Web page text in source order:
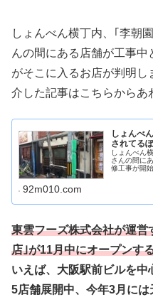
しょんべん横丁内、｢李朝
んの間にある店舗が工事
がそこに入るお店が判明
介した記事はこちらからあ
しょんべ
されてるぽ
しょんべん
さんの間に
修工事が開
92m010.com
東雲フーズ株式会社が運営
店｣が11月中にオープンす
いえば、大阪駅前ビルを
5店舗展開中、今年3月に